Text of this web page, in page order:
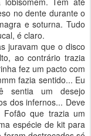
no dente durante o
e soturna. Tudo
é claro.
juravam que o disco
ao contrário trazia
fez um pacto com
fazia sentido... Eu
sentia um desejo
dos infernos... Deve
que trazia um
espécie de kit para